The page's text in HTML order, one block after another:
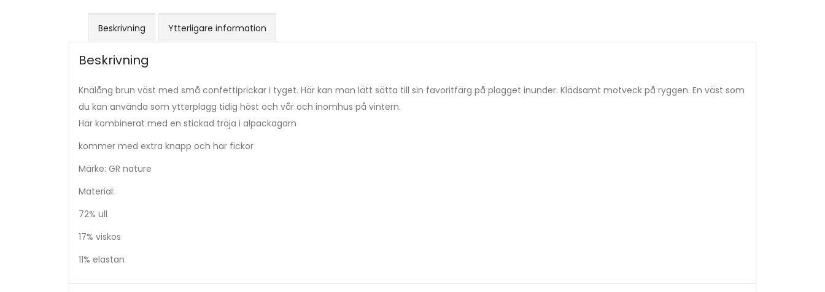
Beskrivning Ytterligare information
Beskrivning
Knälång brun väst med små confettiprickar i tyget. Här kan man lätt sätta till sin favoritfärg på plagget inunder. Klädsamt motveck på ryggen. En väst som
du kan använda som ytterplagg tidig höst och vår och inomhus på vintern.
Här kombinerat med en stickad tröja i alpackagarn
kommer med extra knapp och har fickor
Märke: GR nature
Material:
72% ull
17% viskos
11% elastan